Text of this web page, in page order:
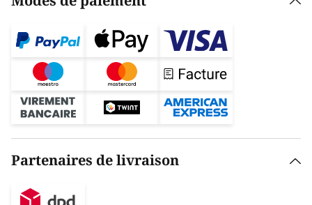
Partenaires de livraison